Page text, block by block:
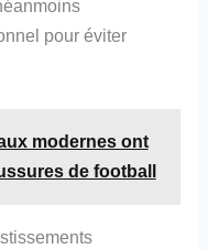
pour éviter
modernes ont
de football